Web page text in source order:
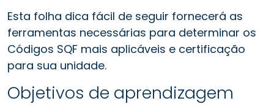
Esta folha dica fácil de seguir fornecerá as
ferramentas necessárias para determinar os
Códigos SQF mais aplicáveis e certificação
para sua unidade.
Objetivos de aprendizagem